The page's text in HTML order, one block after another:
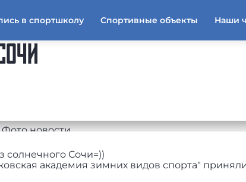
в спортшколу Спортивные объекты Наши
солнечного Сочи=))
академия зимних видов спорта"